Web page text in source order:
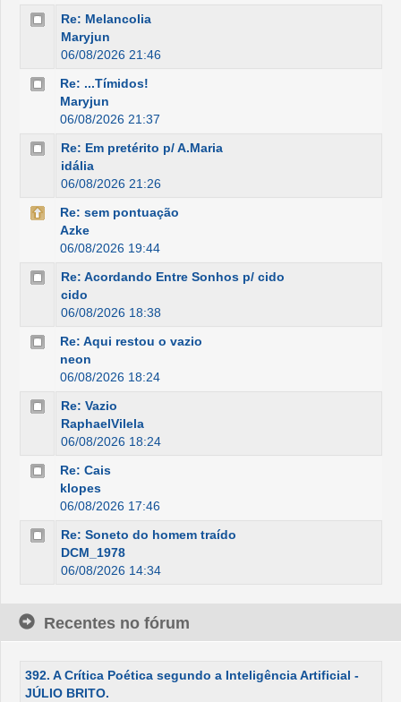
Re: Melancolia
Maryjun
06/08/2026 21:46
Re: ...Tímidos!
Maryjun
06/08/2026 21:37
Re: Em pretérito p/ A.Maria
idália
06/08/2026 21:26
Re: sem pontuação
Azke
06/08/2026 19:44
Re: Acordando Entre Sonhos p/ cido
cido
06/08/2026 18:38
Re: Aqui restou o vazio
neon
06/08/2026 18:24
Re: Vazio
RaphaelVilela
06/08/2026 18:24
Re: Cais
klopes
06/08/2026 17:46
Re: Soneto do homem traído
DCM_1978
06/08/2026 14:34
Recentes no fórum
392. A Crítica Poética segundo a Inteligência Artificial -
JÚLIO BRITO.